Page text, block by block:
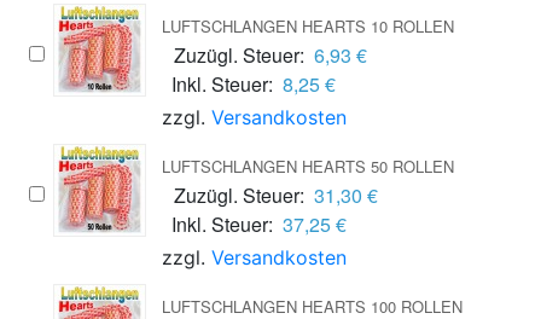
LUFTSCHLANGEN HEARTS 10 ROLLEN
Zuzügl. Steuer: 6,93 €
Inkl. Steuer: 8,25 €
zzgl. Versandkosten
LUFTSCHLANGEN HEARTS 50 ROLLEN
Zuzügl. Steuer: 31,30 €
Inkl. Steuer: 37,25 €
zzgl. Versandkosten
LUFTSCHLANGEN HEARTS 100 ROLLEN